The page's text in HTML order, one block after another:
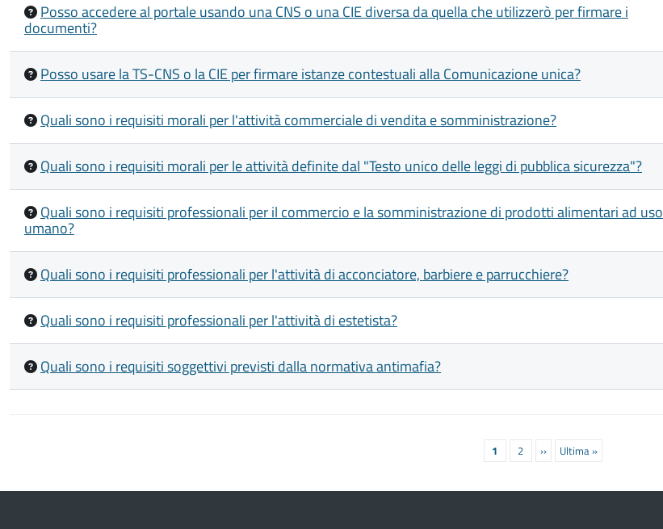
Posso accedere al portale usando una CNS o una CIE diversa da quella che utilizzerò per firmare i
documenti?
Posso usare la TS-CNS o la CIE per firmare istanze contestuali alla Comunicazione unica?
Quali sono i requisiti morali per l'attività commerciale di vendita e somministrazione?
Quali sono i requisiti morali per le attività definite dal "Testo unico delle leggi di pubblica sicurezza"?
Quali sono i requisiti professionali per il commercio e la somministrazione di prodotti alimentari ad uso
umano?
Quali sono i requisiti professionali per l'attività di acconciatore, barbiere e parrucchiere?
Quali sono i requisiti professionali per l'attività di estetista?
Quali sono i requisiti soggettivi previsti dalla normativa antimafia?
Pagina
1 Pagina
2
Prossima
››
Ultima
Ultima »